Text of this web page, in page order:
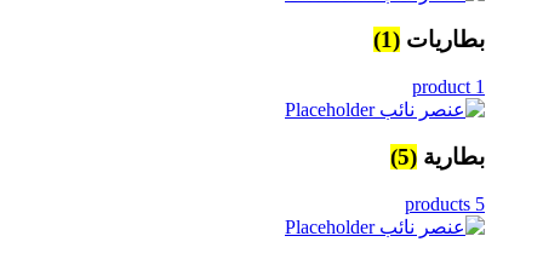
بطاريات (1)
1 product
بطارية (5)
5 products